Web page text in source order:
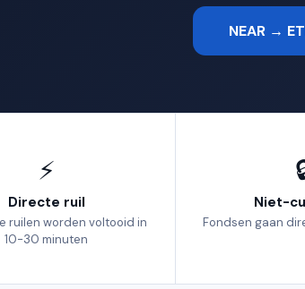
NEAR →
⚡
Directe ruil
ruilen worden voltooid in
10-30 minuten
Niet-
Fondsen gaan